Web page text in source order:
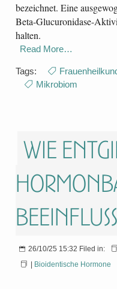
bezeichnet. Eine
Beta-Glucuronidase-
halten.
Read More…
Tags:
Mikrobiom
Wie
26/10/25 15:32 Filed in:
| Bioidentische Hormone